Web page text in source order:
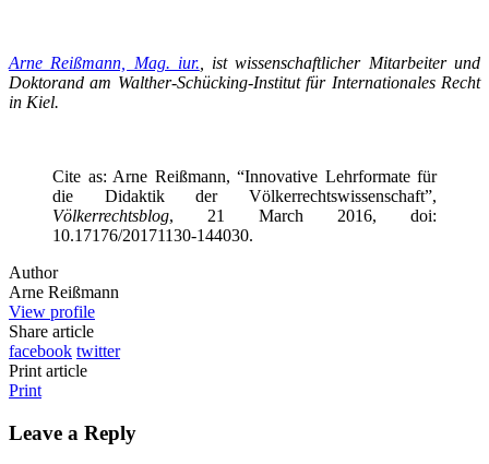
Arne Reißmann, Mag. iur., ist wissenschaftlicher Mitarbeiter und
Doktorand am Walther-Schücking-Institut für Internationales Recht
in Kiel.
Cite as: Arne Reißmann, “Innovative Lehrformate für
die Didaktik der Völkerrechtswissenschaft”,
Völkerrechtsblog, 21 March 2016, doi:
10.17176/20171130-144030.
Author
Arne Reißmann
View profile
Share article
facebook twitter
Print article
Print
Leave a Reply